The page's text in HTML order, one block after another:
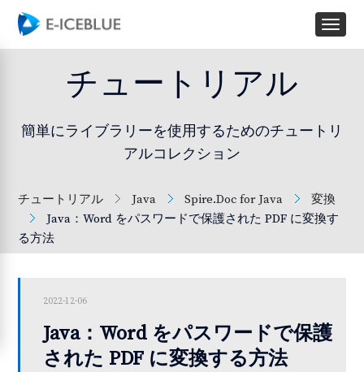
チュートリアル
簡単にライブラリーを使用するためのチュートリ
アルコレクション
チュートリアル Java Spire.Doc for Java
変換
Java：Word をパスワードで保護された PDF に変換す
る方法
2022-12-06
Java：Word をパスワードで保護
された PDF に変換する方法